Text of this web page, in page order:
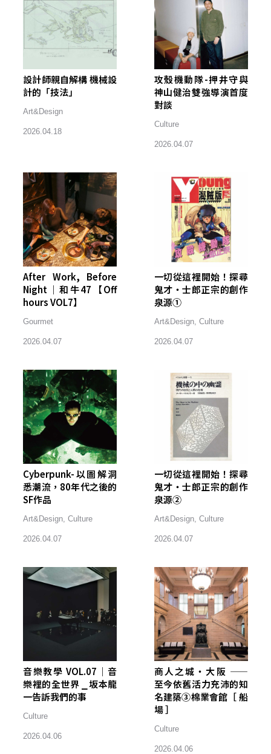
設計師親自解構 機械設
計的「技法」
Art&Design
2026.04.18
攻殼機動隊-押井守與
神山健治雙強導演首度
對談
Culture
2026.04.07
After Work, Before
Night｜和牛47【Off
hours VOL7】
Gourmet
2026.04.07
一切從這裡開始！探尋
鬼才・士郎正宗的創作
泉源①
Art&Design, Culture
2026.04.07
Cyberpunk-以圖解洞
悉潮流，80年代之後的
SF作品
Art&Design,Culture
2026.04.07
一切從這裡開始！探尋
鬼才・士郎正宗的創作
泉源②
Art&Design, Culture
2026.04.07
音樂教學 VOL.07｜音
樂裡的全世界 ⎯ 坂本龍
一告訴我們的事
Culture
2026.04.06
商人之城・大阪 ——
至今依舊活力充沛的知
名建築③棉業會館［ 船
場 ］
Culture
2026.04.06